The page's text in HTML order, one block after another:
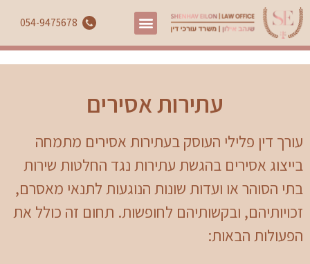
054-9475678
עתירות אסירים
עורך דין פלילי העוסק בעתירות אסירים מתמחה
בייצוג אסירים בהגשת עתירות נגד החלטות שירות
בתי הסוהר או ועדות שונות הנוגעות לתנאי מאסרם,
זכויותיהם, ובקשותיהם לחופשות. תחום זה כולל את
הפעולות הבאות: